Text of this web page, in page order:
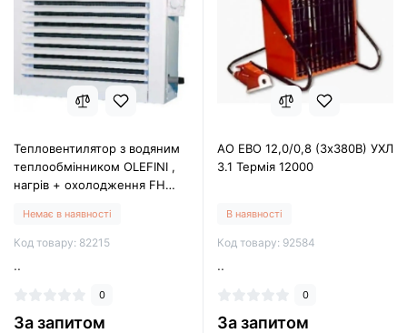
Тепловентилятор з водяним
теплообмінником OLEFINI ,
нагрів + охолодження FH
Немає в наявності
Код товару: 82215
..
0
За запитом
АО ЕВО 12,0/0,8 (3х380В) УХЛ
3.1 Термія 12000
В наявності
Код товару: 92584
..
0
За запитом